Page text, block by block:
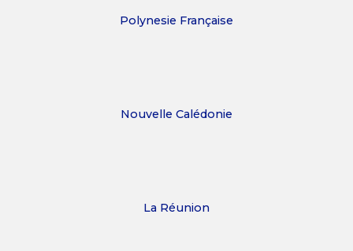
Polynesie Française
Nouvelle Calédonie
La Réunion